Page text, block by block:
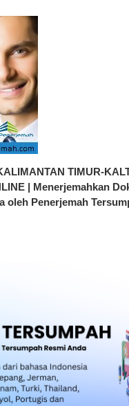
TIMUR-
| Menerjemahkan
oleh Penerjemah